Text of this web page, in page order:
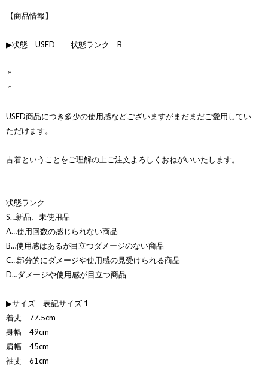
【商品情報】
▶状態 USED 状態ランク B
＊
＊
USED商品につき多少の使用感などございますがまだまだご愛用してい
ただけます。
古着ということをご理解の上ご注文よろしくおねがいいたします。
状態ランク
S…新品、未使用品
A…使用回数の感じられない商品
B…使用感はあるが目立つダメージのない商品
C…部分的にダメージや使用感の見受けられる商品
D…ダメージや使用感が目立つ商品
▶サイズ 表記サイズ 1
着丈 77.5cm
身幅 49cm
肩幅 45cm
袖丈 61cm